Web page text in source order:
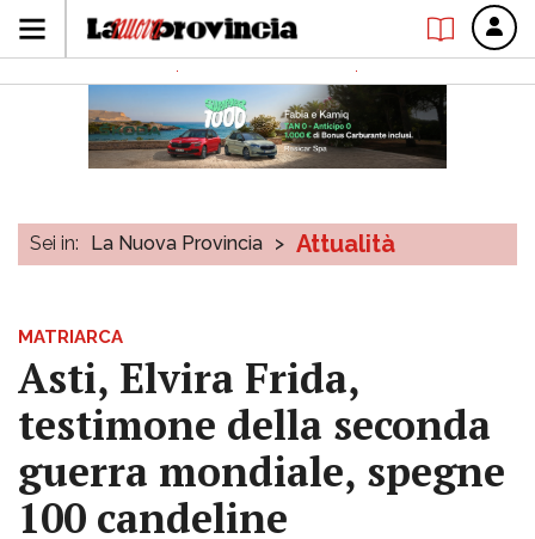
Sei in: La Nuova Provincia > Attualità
MATRIARCA
Asti, Elvira Frida,
testimone della seconda
guerra mondiale, spegne
100 candeline